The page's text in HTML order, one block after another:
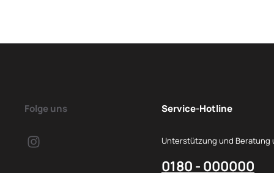
Folge uns Service-Hotline
Unterstützung und Beratung
0180 - 000000